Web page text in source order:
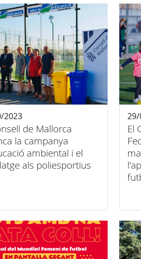
de Mallorca
la campanya
ambiental i el
als poliesportius
2023
El